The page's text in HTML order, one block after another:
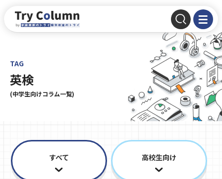
TAG
英検
(中学生向けコラム一覧)
すべて 高校生向け